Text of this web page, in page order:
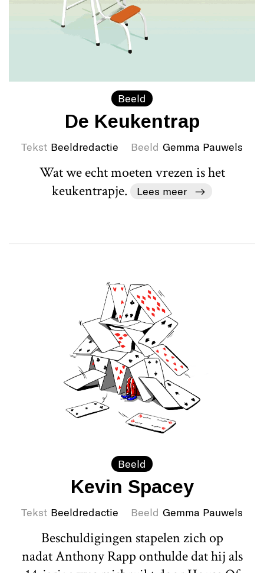
Beeld
De Keukentrap
Tekst Beeldredactie Beeld Gemma Pauwels
Wat we echt moeten vrezen is het
keukentrapje.
Lees meer
Beeld
Kevin Spacey
Tekst Beeldredactie Beeld Gemma Pauwels
Beschuldigingen stapelen zich op
nadat Anthony Rapp onthulde dat hij als